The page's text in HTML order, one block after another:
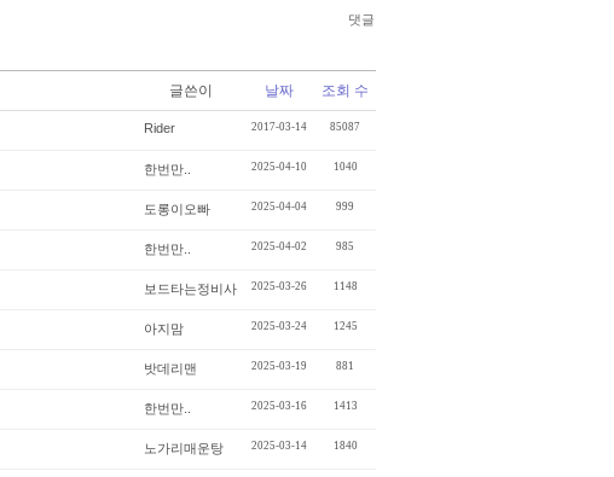
댓글
글쓴이 날짜 조회 수
Rider 2017-03-14 85087
한번만.. 2025-04-10 1040
도롱이오빠 2025-04-04 999
한번만.. 2025-04-02 985
보드타는정비사 2025-03-26 1148
아지맘 2025-03-24 1245
밧데리맨 2025-03-19 881
한번만.. 2025-03-16 1413
노가리매운탕 2025-03-14 1840